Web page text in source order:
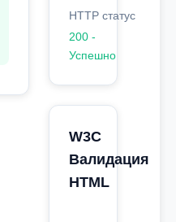
HTTP статус
200 -
Успешно
W3C
Валидация
HTML